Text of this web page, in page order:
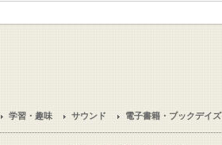
学習・趣味 サウンド 電子書籍・ブックデイズ